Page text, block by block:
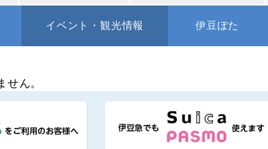
イベント・観光情報 伊豆ぽた
せん。